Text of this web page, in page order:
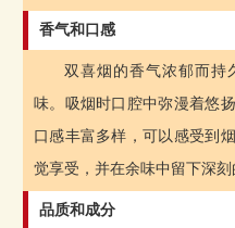
香气和口感
双喜烟的香气浓郁而持
味。吸烟时口腔中弥漫着悠
口感丰富多样，可以感受到
觉享受，并在余味中留下深刻
品质和成分